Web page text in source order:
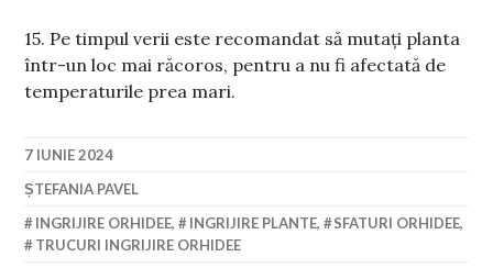
15. Pe timpul verii este recomandat să mutați planta
într-un loc mai răcoros, pentru a nu fi afectată de
temperaturile prea mari.
7 IUNIE 2024
ȘTEFANIA PAVEL
INGRIJIRE ORHIDEE, INGRIJIRE PLANTE, SFATURI ORHIDEE,
TRUCURI INGRIJIRE ORHIDEE